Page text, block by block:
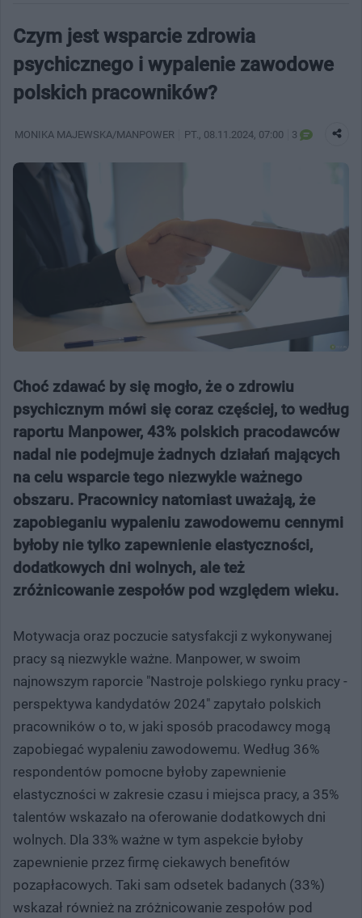
Czym jest wsparcie zdrowia
psychicznego i wypalenie zawodowe
polskich pracowników?
MONIKA MAJEWSKA/MANPOWER PT. , 08.11.2024, 07:00 3
Choć zdawać by się mogło, że o zdrowiu
psychicznym mówi się coraz częściej, to według
raportu Manpower, 43% polskich pracodawców
nadal nie podejmuje żadnych działań mających
na celu wsparcie tego niezwykle ważnego
obszaru. Pracownicy natomiast uważają, że
zapobieganiu wypaleniu zawodowemu cennymi
byłoby nie tylko zapewnienie elastyczności,
dodatkowych dni wolnych, ale też
zróżnicowanie zespołów pod względem wieku.
Motywacja oraz poczucie satysfakcji z wykonywanej
pracy są niezwykle ważne. Manpower, w swoim
najnowszym raporcie "Nastroje polskiego rynku pracy -
perspektywa kandydatów 2024" zapytało polskich
pracowników o to, w jaki sposób pracodawcy mogą
zapobiegać wypaleniu zawodowemu. Według 36%
respondentów pomocne byłoby zapewnienie
elastyczności w zakresie czasu i miejsca pracy, a 35%
talentów wskazało na oferowanie dodatkowych dni
wolnych. Dla 33% ważne w tym aspekcie byłoby
zapewnienie przez firmę ciekawych benefitów
pozapłacowych. Taki sam odsetek badanych (33%)
wskazał również na zróżnicowanie zespołów pod